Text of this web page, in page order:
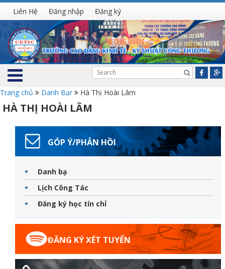
Liên Hệ Đăng nhập Đăng ký
Trang chủ Danh Bạr Hà Thị Hoài Lâm
HÀ THỊ HOÀI LÂM
GÓP Ý/PHẢN HỒI
Danh bạ
Lịch Công Tác
Đăng ký học tín chỉ
ĐĂNG KÝ XÉT TUYỂN